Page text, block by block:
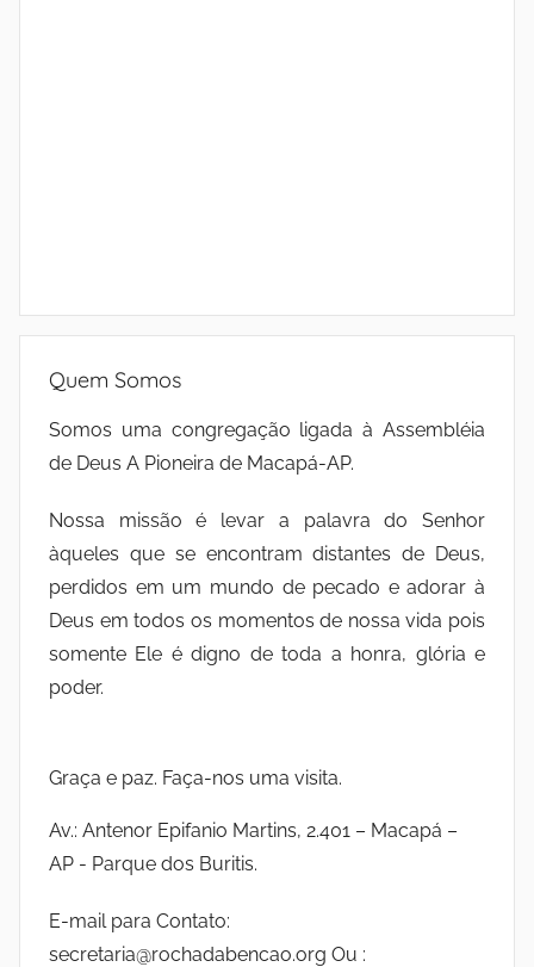
Quem Somos
Somos uma congregação ligada à Assembléia
de Deus A Pioneira de Macapá-AP.
Nossa missão é levar a palavra do Senhor
àqueles que se encontram distantes de Deus,
perdidos em um mundo de pecado e adorar à
Deus em todos os momentos de nossa vida pois
somente Ele é digno de toda a honra, glória e
poder.
Graça e paz. Faça-nos uma visita.
Av.: Antenor Epifanio Martins, 2.401 – Macapá –
AP - Parque dos Buritis.
E-mail para Contato:
secretaria@rochadabencao.org Ou :